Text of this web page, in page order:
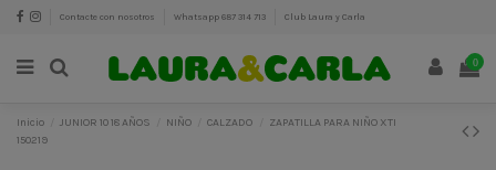
Contacte con nosotros Whatsapp 687 314 713 Club Laura y Carla
0
Inicio JUNIOR 10 18 AÑOS NIÑO CALZADO
ZAPATILLA PARA NIÑO XTI
150219